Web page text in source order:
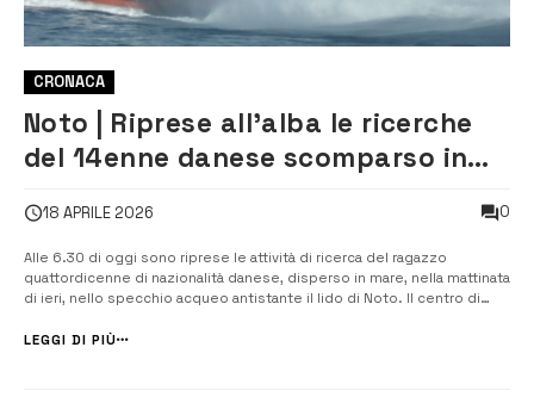
CRONACA
Noto | Riprese all’alba le ricerche
del 14enne danese scomparso in
18 APRILE 2026 0
Alle 6.30 di oggi sono riprese le attività di ricerca del ragazzo
quattordicenne di nazionalità danese, disperso in mare, nella mattinata
di ieri, nello specchio acqueo antistante il lido di Noto. Il centro di
Guardia costiera di Catania, con il supporto della centrale operati...
LEGGI DI PIÙ